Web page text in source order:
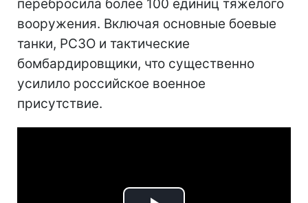
перебросила более 100 единиц тяжелого
вооружения. Включая основные боевые
танки, РСЗО и тактические
бомбардировщики, что существенно
усилило российское военное
присутствие.